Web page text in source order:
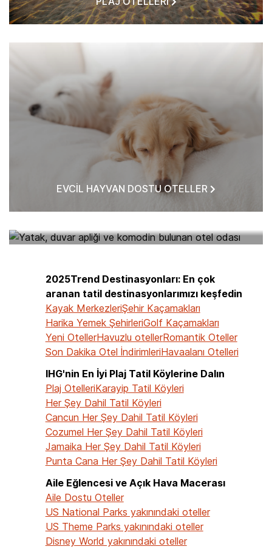
EVCIL HAYVAN DOSTU OTELLER
2025Trend Destinasyonları: En çok
aranan tatil destinasyonlarımızı keşfedin
Kayak MerkezleriŞehir Kaçamakları
Harika Yemek ŞehirleriGolf Kaçamakları
Yeni OtellerHavuzlu otellerRomantik Oteller
Son Dakika Otel İndirimleriHavaalanı Otelleri
IHG'nin En İyi Plaj Tatil Köylerine Dalın
Plaj OtelleriKarayip Tatil Köyleri
Her Şey Dahil Tatil Köyleri
Cancun Her Şey Dahil Tatil Köyleri
Cozumel Her Şey Dahil Tatil Köyleri
Jamaika Her Şey Dahil Tatil Köyleri
Punta Cana Her Şey Dahil Tatil Köyleri
Aile Eğlencesi ve Açık Hava Macerası
Aile Dostu Oteller
US National Parks yakınındaki oteller
US Theme Parks yakınındaki oteller
Disney World yakınındaki oteller